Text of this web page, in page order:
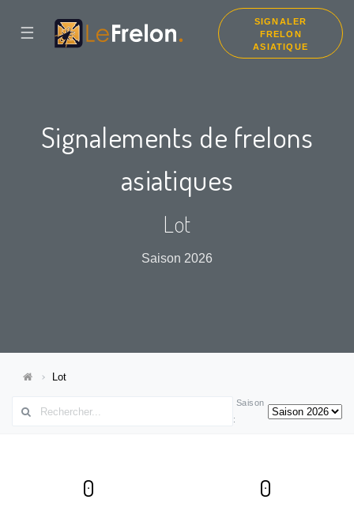
☰
SIGNALER
FRELON
ASIATIQUE
Signalements de frelons
asiatiques
Lot
Saison 2026
Lot
Saison
:
0 0